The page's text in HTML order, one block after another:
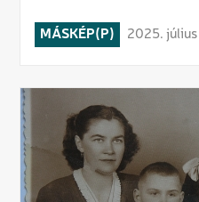
MÁSKÉP(P) 2025. július